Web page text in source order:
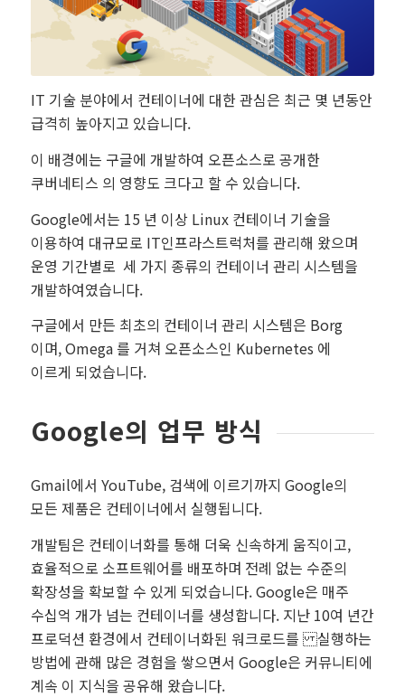
IT 기술 분야에서 컨테이너에 대한 관심은 최근 몇 년동안
급격히 높아지고 있습니다.
이 배경에는 구글에 개발하여 오픈소스로 공개한
쿠버네티스 의 영향도 크다고 할 수 있습니다.
Google에서는 15 년 이상 Linux 컨테이너 기술을
이용하여 대규모로 IT인프라스트럭처를 관리해 왔으며
운영 기간별로 세 가지 종류의 컨테이너 관리 시스템을
개발하여였습니다.
구글에서 만든 최초의 컨테이너 관리 시스템은 Borg
이며, Omega 를 거쳐 오픈소스인 Kubernetes 에
이르게 되었습니다.
Google의 업무 방식
Gmail에서 YouTube, 검색에 이르기까지 Google의
모든 제품은 컨테이너에서 실행됩니다.
개발팀은 컨테이너화를 통해 더욱 신속하게 움직이고,
효율적으로 소프트웨어를 배포하며 전례 없는 수준의
확장성을 확보할 수 있게 되었습니다. Google은 매주
수십억 개가 넘는 컨테이너를 생성합니다. 지난 10여 년간
프로덕션 환경에서 컨테이너화된 워크로드를 실행하는
방법에 관해 많은 경험을 쌓으면서 Google은 커뮤니티에
계속 이 지식을 공유해 왔습니다.